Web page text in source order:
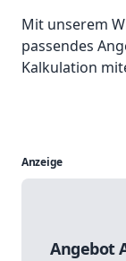
Mit unserem
passendes
Kalkulation
Anzeige
Angebot